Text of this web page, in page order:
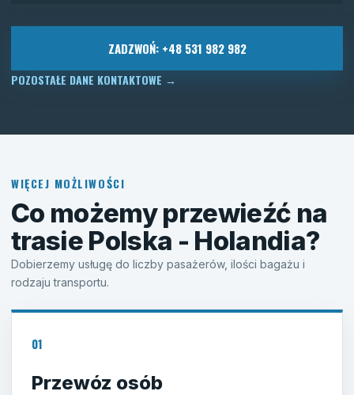
ZADZWOŃ: +48 531 982 982
POZOSTAŁE DANE KONTAKTOWE →
WIĘCEJ MOŻLIWOŚCI
Co możemy przewieźć na
trasie Polska - Holandia?
Dobierzemy usługę do liczby pasażerów, ilości bagażu i
rodzaju transportu.
01
Przewóz osób